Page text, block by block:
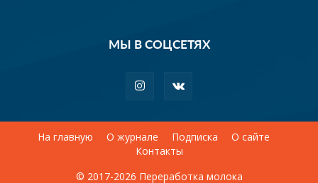
МЫ В СОЦСЕТЯХ
На главную О журнале Подписка
О сайте
Контакты
© 2017-2026 Переработка молока